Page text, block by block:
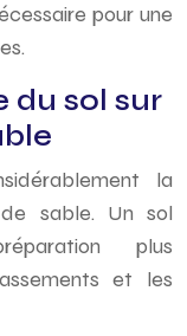
pour une
du sol sur
la
sable. Un sol
plus
et les